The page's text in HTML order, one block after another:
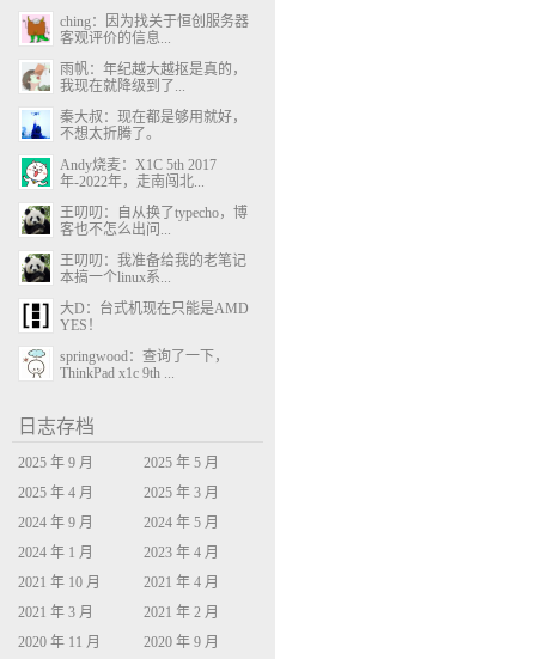
ching：因为找关于恒创服务器
客观评价的信息...
雨帆：年纪越大越抠是真的，
我现在就降级到了...
秦大叔：现在都是够用就好，
不想太折腾了。
Andy烧麦：X1C 5th 2017
年-2022年，走南闯北...
王叨叨：自从换了typecho，博
客也不怎么出问...
王叨叨：我准备给我的老笔记
本搞一个linux系...
大D：台式机现在只能是AMD
YES！
springwood：查询了一下，
ThinkPad x1c 9th ...
日志存档
2025 年 9 月
2025 年 5 月
2025 年 4 月
2025 年 3 月
2024 年 9 月
2024 年 5 月
2024 年 1 月
2023 年 4 月
2021 年 10 月
2021 年 4 月
2021 年 3 月
2021 年 2 月
2020 年 11 月
2020 年 9 月